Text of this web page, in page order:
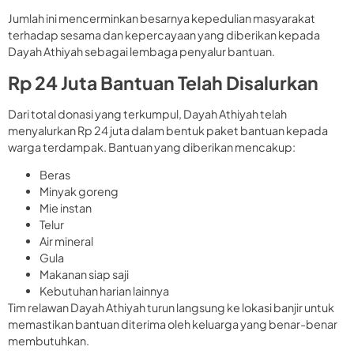
Jumlah ini mencerminkan besarnya kepedulian masyarakat
terhadap sesama dan kepercayaan yang diberikan kepada
Dayah Athiyah sebagai lembaga penyalur bantuan.
Rp 24 Juta Bantuan Telah Disalurkan
Dari total donasi yang terkumpul, Dayah Athiyah telah
menyalurkan Rp 24 juta dalam bentuk paket bantuan kepada
warga terdampak. Bantuan yang diberikan mencakup:
Beras
Minyak goreng
Mie instan
Telur
Air mineral
Gula
Makanan siap saji
Kebutuhan harian lainnya
Tim relawan Dayah Athiyah turun langsung ke lokasi banjir untuk
memastikan bantuan diterima oleh keluarga yang benar-benar
membutuhkan.